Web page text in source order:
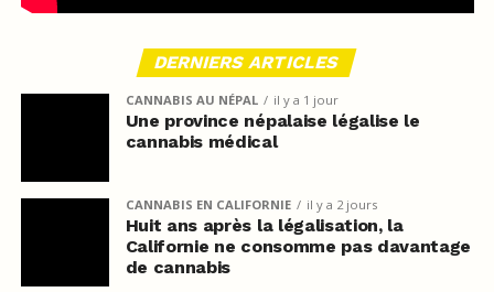
DERNIERS ARTICLES
CANNABIS AU NÉPAL il y a 1 jour
Une province népalaise légalise le
cannabis médical
CANNABIS EN CALIFORNIE il y a 2 jours
Huit ans après la légalisation, la
Californie ne consomme pas davantage
de cannabis